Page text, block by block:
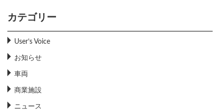
カテゴリー
User’s Voice
お知らせ
車両
商業施設
ニュース